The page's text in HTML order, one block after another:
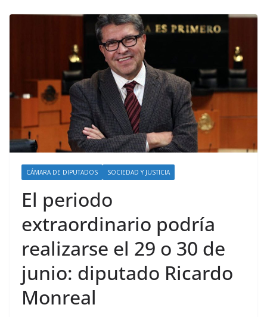
CÁMARA DE DIPUTADOS SOCIEDAD Y JUSTICIA
El periodo
extraordinario podría
realizarse el 29 o 30 de
junio: diputado Ricardo
Monreal